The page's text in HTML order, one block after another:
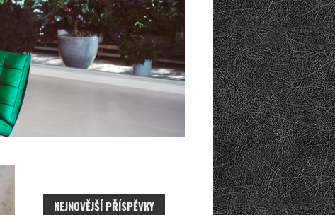
NEJNOVĚJŠÍ PŘÍSPĚVKY